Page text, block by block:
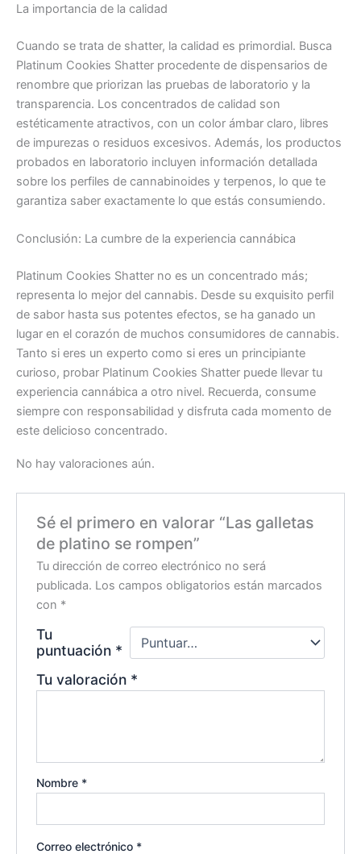
La importancia de la calidad
Cuando se trata de shatter, la calidad es primordial. Busca
Platinum Cookies Shatter procedente de dispensarios de
renombre que priorizan las pruebas de laboratorio y la
transparencia. Los concentrados de calidad son
estéticamente atractivos, con un color ámbar claro, libres
de impurezas o residuos excesivos. Además, los productos
probados en laboratorio incluyen información detallada
sobre los perfiles de cannabinoides y terpenos, lo que te
garantiza saber exactamente lo que estás consumiendo.
Conclusión: La cumbre de la experiencia cannábica
Platinum Cookies Shatter no es un concentrado más;
representa lo mejor del cannabis. Desde su exquisito perfil
de sabor hasta sus potentes efectos, se ha ganado un
lugar en el corazón de muchos consumidores de cannabis.
Tanto si eres un experto como si eres un principiante
curioso, probar Platinum Cookies Shatter puede llevar tu
experiencia cannábica a otro nivel. Recuerda, consume
siempre con responsabilidad y disfruta cada momento de
este delicioso concentrado.
No hay valoraciones aún.
Sé el primero en valorar “Las galletas
de platino se rompen”
Tu dirección de correo electrónico no será
publicada. Los campos obligatorios están marcados
con *
Tu
puntuación *
Tu valoración *
Nombre *
Correo electrónico *